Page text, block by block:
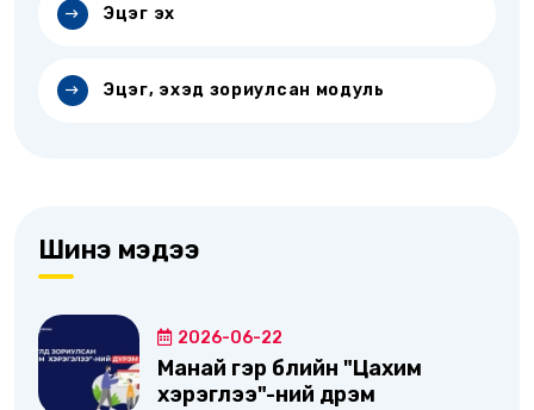
Эцэг эх
Эцэг, эхэд зориулсан модуль
Шинэ мэдээ
2026-06-22
Манай гэр бүлийн "Цахим
хэрэглээ"-ний дүрэм